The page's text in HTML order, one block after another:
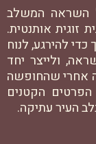
השראה המשלב
זוגית אותנטית.
להירגע, לנוח
ולייצר יחד
אחרי שהחופשה
הפרטים הקטנים
העיר עתיקה.